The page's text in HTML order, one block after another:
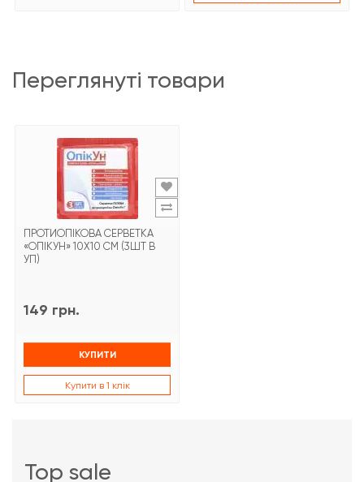
переглянуті товари
ПРОТИОПІКОВА СЕРВЕТКА
«ОПІКУН» 10Х10 СМ (3ШТ В
УП)
149 грн.
КУПИТИ
Купити в 1 клік
top sale